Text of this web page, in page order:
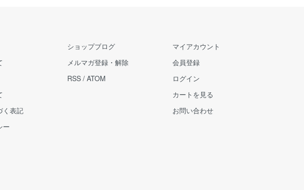
く表記
ー
ショップブログ
メルマガ登録・解除
RSS / ATOM
マイアカウント
会員登録
ログイン
カートを見る
お問い合わせ